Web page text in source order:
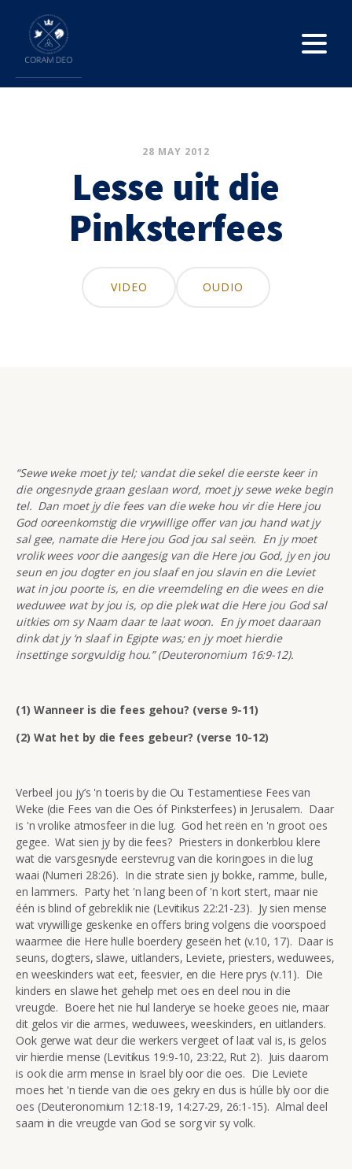
28 MAY 2012
Lesse uit die
Pinksterfees
VIDEO OUDIO
“Sewe weke moet jy tel; vandat die sekel die eerste keer in
die ongesnyde graan geslaan word, moet jy sewe weke begin
tel. Dan moet jy die fees van die weke hou vir die Here jou
God ooreenkomstig die vrywillige offer van jou hand wat jy
sal gee, namate die Here jou God jou sal seën. En jy moet
vrolik wees voor die aangesig van die Here jou God, jy en jou
seun en jou dogter en jou slaaf en jou slavin en die Leviet
wat in jou poorte is, en die vreemdeling en die wees en die
weduwee wat by jou is, op die plek wat die Here jou God sal
uitkies om sy Naam daar te laat woon. En jy moet daaraan
dink dat jy ‘n slaaf in Egipte was; en jy moet hierdie
insettinge sorgvuldig hou.” (Deuteronomium 16:9-12).
(1) Wanneer is die fees gehou? (verse 9-11)
(2) Wat het by die fees gebeur? (verse 10-12)
Verbeel jou jy’s 'n toeris by die Ou Testamentiese Fees van
Weke (die Fees van die Oes óf Pinksterfees) in Jerusalem. Daar
is 'n vrolike atmosfeer in die lug. God het reën en 'n groot oes
gegee. Wat sien jy by die fees? Priesters in donkerblou klere
wat die varsgesnyde eerstevrug van die koringoes in die lug
waai (Numeri 28:26). In die strate sien jy bokke, ramme, bulle,
en lammers. Party het 'n lang been of 'n kort stert, maar nie
één is blind of gebreklik nie (Levitikus 22:21-23). Jy sien mense
wat vrywillige geskenke en offers bring volgens die voorspoed
waarmee die Here hulle boerdery geseën het (v.10, 17). Daar is
seuns, dogters, slawe, uitlanders, Leviete, priesters, weduwees,
en weeskinders wat eet, feesvier, en die Here prys (v.11). Die
kinders en slawe het gehelp met oes en deel nou in die
vreugde. Boere het nie hul landerye se hoeke geoes nie, maar
dit gelos vir die armes, weduwees, weeskinders, en uitlanders.
Ook gerwe wat deur die werkers vergeet of laat val is, is gelos
vir hierdie mense (Levitikus 19:9-10, 23:22, Rut 2). Juis daarom
is ook die arm mense in Israel bly oor die oes. Die Leviete
moes het 'n tiende van die oes gekry en dus is húlle bly oor die
oes (Deuteronomium 12:18-19, 14:27-29, 26:1-15). Almal deel
saam in die vreugde van God se sorg vir sy volk.